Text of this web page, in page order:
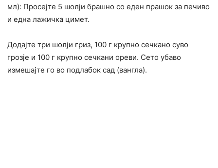
мл): Просејте 5 шолји брашно со еден прашок за печиво
и една лажичка цимет.
Додајте три шолји гриз, 100 г крупно сечкано суво
грозје и 100 г крупно сечкани ореви. Сето убаво
измешајте го во подлабок сад (вангла).